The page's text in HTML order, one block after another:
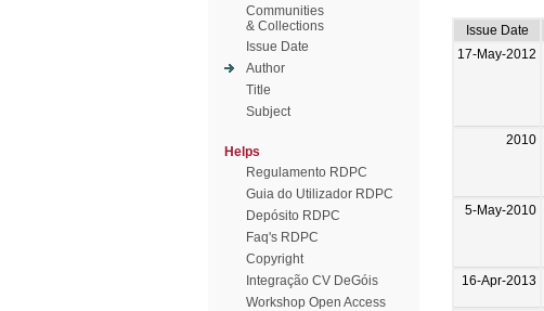
Communities
& Collections
Issue Date
Author
Title
Subject
Helps
Regulamento RDPC
Guia do Utilizador RDPC
Depósito RDPC
Faq's RDPC
Copyright
Integração CV DeGóis
Workshop Open Access
Issue Date
17-May-2012
2010
5-May-2010
16-Apr-2013